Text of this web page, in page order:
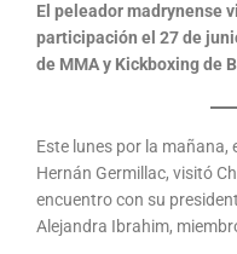
El peleador madrynense
participación el 27 de
de MMA y Kickboxing de
Este lunes por la mañana,
Hernán Germillac, visitó
encuentro con su
Alejandra Ibrahim,